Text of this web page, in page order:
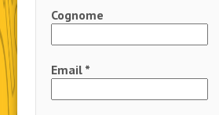
Cognome
Email *